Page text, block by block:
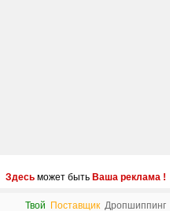
Здесь может быть Ваша реклама !
Твой Поставщик Дропшиппинг